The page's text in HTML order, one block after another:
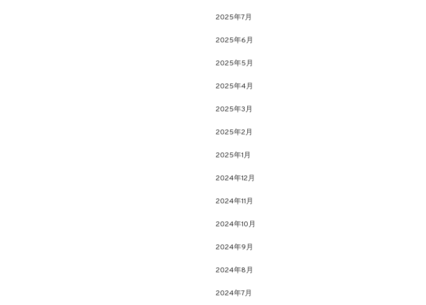
2025年7月
2025年6月
2025年5月
2025年4月
2025年3月
2025年2月
2025年1月
2024年12月
2024年11月
2024年10月
2024年9月
2024年8月
2024年7月